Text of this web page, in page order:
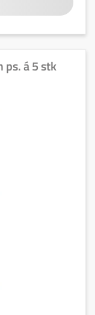
ps. á 5 stk